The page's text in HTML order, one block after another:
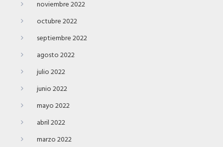
noviembre 2022
octubre 2022
septiembre 2022
agosto 2022
julio 2022
junio 2022
mayo 2022
abril 2022
marzo 2022